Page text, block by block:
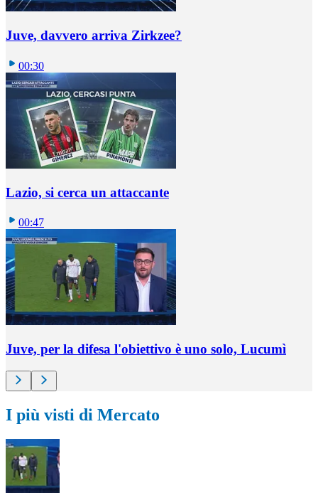
Juve, davvero arriva Zirkzee?
00:30
Lazio, si cerca un attaccante
00:47
Juve, per la difesa l'obiettivo è uno solo, Lucumì
I più visti di Mercato